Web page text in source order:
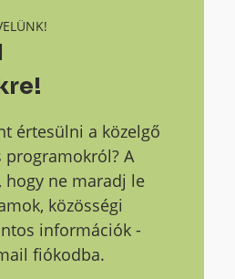
értesülni a közelgő
programokról? A
hogy ne maradj le
közösségi
információk -
fiókodba.